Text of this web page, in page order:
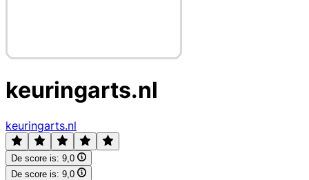
keuringarts.nl
keuringarts.nl
De score is: 9,0
De score is: 9,0